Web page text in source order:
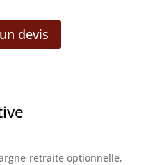
devis
retraite optionnelle,